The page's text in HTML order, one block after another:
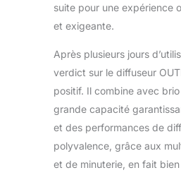
suite pour une expérience
et exigeante.
Après plusieurs jours
verdict sur le diffuseur
positif. Il combine avec
grande capacité
et des performances de
polyvalence, grâce aux
et de minuterie, en fait